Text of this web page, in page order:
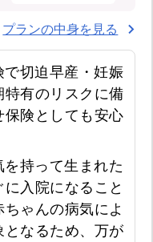
プランの中身を見る
切迫早産・妊娠
有のリスクに備
保険としても安心
持って生まれた
入院になること
ゃんの病気によ
なるため、万が